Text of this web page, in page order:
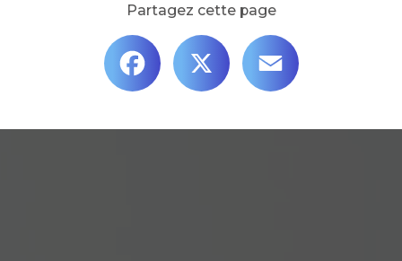
Partagez cette page
Facebook